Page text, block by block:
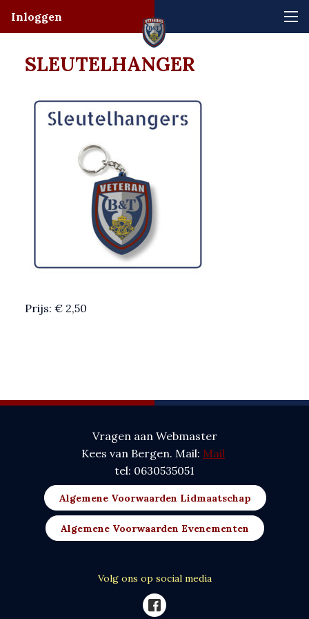
Inloggen
SLEUTELHANGER
Prijs: € 2,50
Vragen aan Webmaster
Kees van Bergen. Mail: Mail
tel: 0630535051
Algemene Voorwaarden Lidmaatschap
Algemene Voorwaarden Evenementen
Volg ons op social media